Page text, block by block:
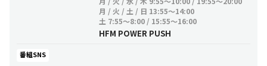
月 / 火 / 土 / 日 13:55～14:00
土 7:55～8:00 / 15:55～16:00
HFM POWER PUSH
番組SNS